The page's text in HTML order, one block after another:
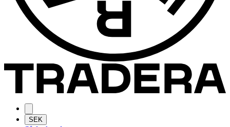
SEK